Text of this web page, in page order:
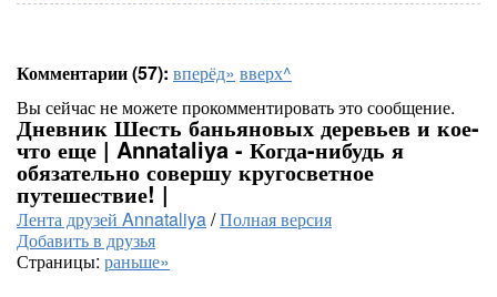
Комментарии (57): вперёд» вверх^
Вы сейчас не можете прокомментировать это сообщение.
Дневник Шесть баньяновых деревьев и кое-
что еще | Annataliya - Когда-нибудь я
обязательно совершу кругосветное
путешествие! |
Лента друзей Annataliya/Полная версия
Добавить в друзья
Страницы: раньше»